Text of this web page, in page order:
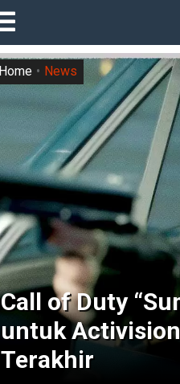
Call of Duty
untuk
Terakhir
Home News